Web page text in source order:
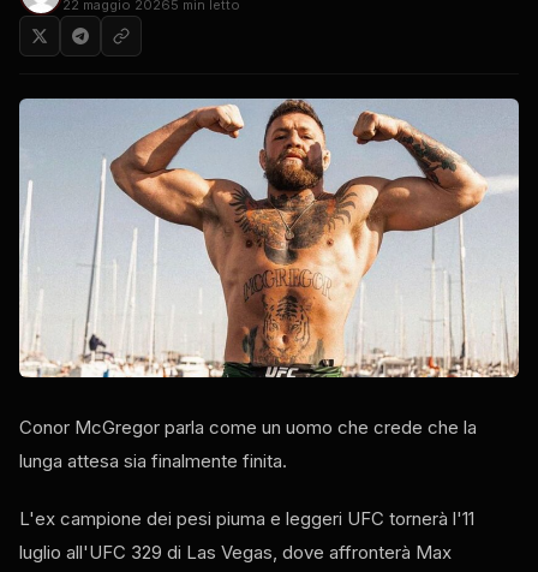
22 maggio 20265 min letto
Conor McGregor parla come un uomo che crede che la
lunga attesa sia finalmente finita.
L'ex campione dei pesi piuma e leggeri UFC tornerà l'11
luglio all'UFC 329 di Las Vegas, dove affronterà Max